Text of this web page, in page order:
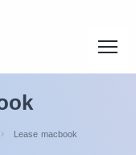
Lease macbook